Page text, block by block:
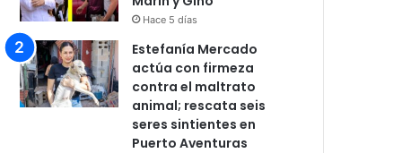
Hace 5 días
Estefanía Mercado
actúa con firmeza
contra el maltrato
animal; rescata seis
seres sintientes en
Puerto Aventuras